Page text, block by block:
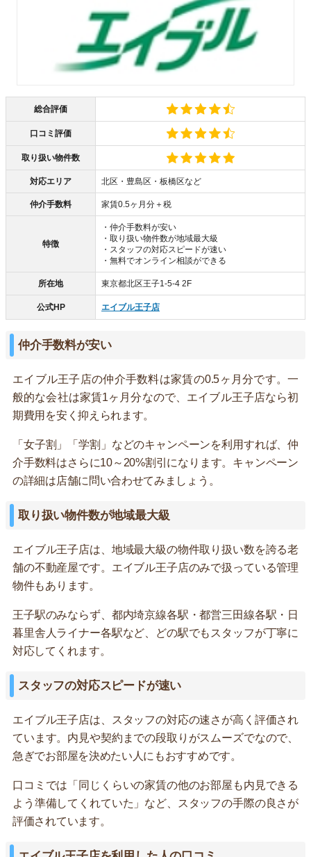
総合評価
口コミ評価
取り扱い物件数
対応エリア 北区・豊島区・板橋区など
仲介手数料 家賃0.5ヶ月分＋税
特徴
・仲介手数料が安い
・取り扱い物件数が地域最大級
・スタッフの対応スピードが速い
・無料でオンライン相談ができる
所在地 東京都北区王子1-5-4 2F
公式HP エイブル王子店
仲介手数料が安い
エイブル王子店の仲介手数料は家賃の0.5ヶ月分です。一
般的な会社は家賃1ヶ月分なので、エイブル王子店なら初
期費用を安く抑えられます。
「女子割」「学割」などのキャンペーンを利用すれば、仲
介手数料はさらに10～20%割引になります。キャンペーン
の詳細は店舗に問い合わせてみましょう。
取り扱い物件数が地域最大級
エイブル王子店は、地域最大級の物件取り扱い数を誇る老
舗の不動産屋です。エイブル王子店のみで扱っている管理
物件もあります。
王子駅のみならず、都内埼京線各駅・都営三田線各駅・日
暮里舎人ライナー各駅など、どの駅でもスタッフが丁寧に
対応してくれます。
スタッフの対応スピードが速い
エイブル王子店は、スタッフの対応の速さが高く評価され
ています。内見や契約までの段取りがスムーズでなので、
急ぎでお部屋を決めたい人にもおすすめです。
口コミでは「同じくらいの家賃の他のお部屋も内見できる
よう準備してくれていた」など、スタッフの手際の良さが
評価されています。